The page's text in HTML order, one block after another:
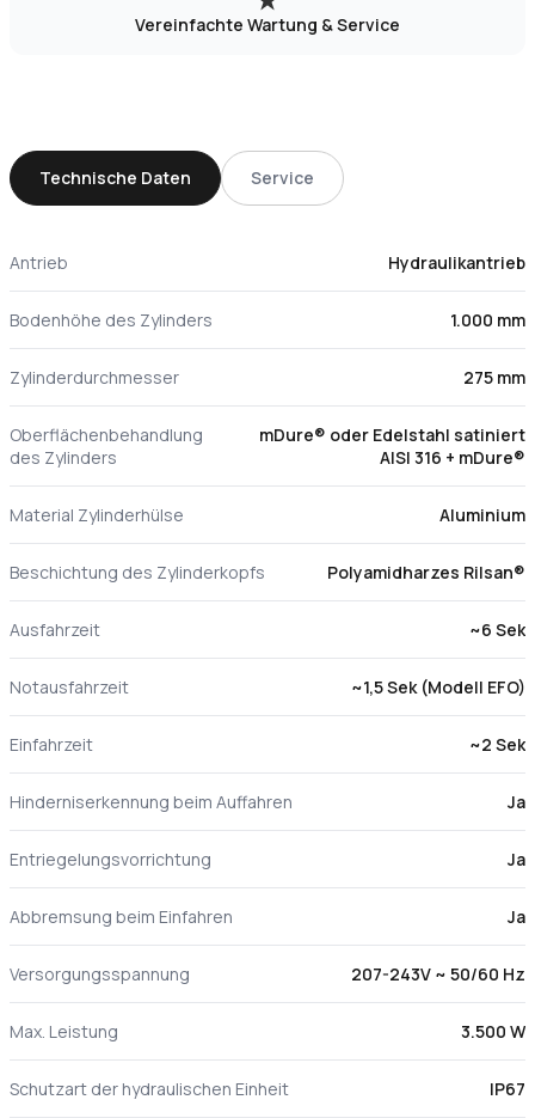
Vereinfachte Wartung & Service
Technische Daten Service
Antrieb Hydraulikantrieb
Bodenhöhe des Zylinders 1.000 mm
Zylinderdurchmesser 275 mm
Oberflächenbehandlung
des Zylinders
mDure® oder Edelstahl satiniert
AISI 316 + mDure®
Material Zylinderhülse Aluminium
Beschichtung des Zylinderkopfs Polyamidharzes Rilsan®
Ausfahrzeit ~6 Sek
Notausfahrzeit ~1,5 Sek (Modell EFO)
Einfahrzeit ~2 Sek
Hinderniserkennung beim Auffahren Ja
Entriegelungsvorrichtung Ja
Abbremsung beim Einfahren Ja
Versorgungsspannung 207-243V ~ 50/60 Hz
Max. Leistung 3.500 W
Schutzart der hydraulischen Einheit IP67